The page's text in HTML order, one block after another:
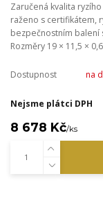
Zaručená kvalita
raženo s certifikátem,
bezpečnostním balení
Rozměry 19 × 11,5 ×
Dostupnost na
Nejsme plátci DPH
8 678 Kč/ks